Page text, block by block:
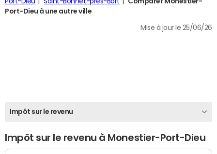
Port-Dieu à une autre ville
Mise à jour le 25/06/26
Impôt sur le revenu
Impôt sur le revenu à Monestier-Port-Dieu